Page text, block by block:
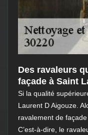
Des ravaleurs
façade à Saint
Si la qualité
Laurent D Aigouze.
ravalement de
C’est-à-dire, le